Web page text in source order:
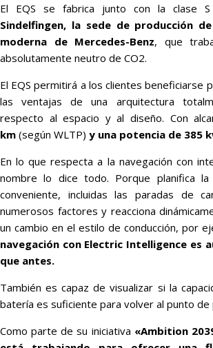
El EQS se fabrica junto con la clase S
Sindelfingen, la sede de producción
moderna de Mercedes-Benz, que
absolutamente neutro de CO2.
El EQS permitirá a los clientes beneficiarse
las ventajas de una arquitectura
respecto al espacio y al diseño. Con
km (según WLTP) y una potencia de 385
En lo que respecta a la navegación con
nombre lo dice todo. Porque planifica
conveniente, incluidas las paradas de
numerosos factores y reacciona
un cambio en el estilo de conducción, por
navegación con Electric Intelligence es
que antes.
También es capaz de visualizar si la
batería es suficiente para volver al punto de
Como parte de su iniciativa «Ambition